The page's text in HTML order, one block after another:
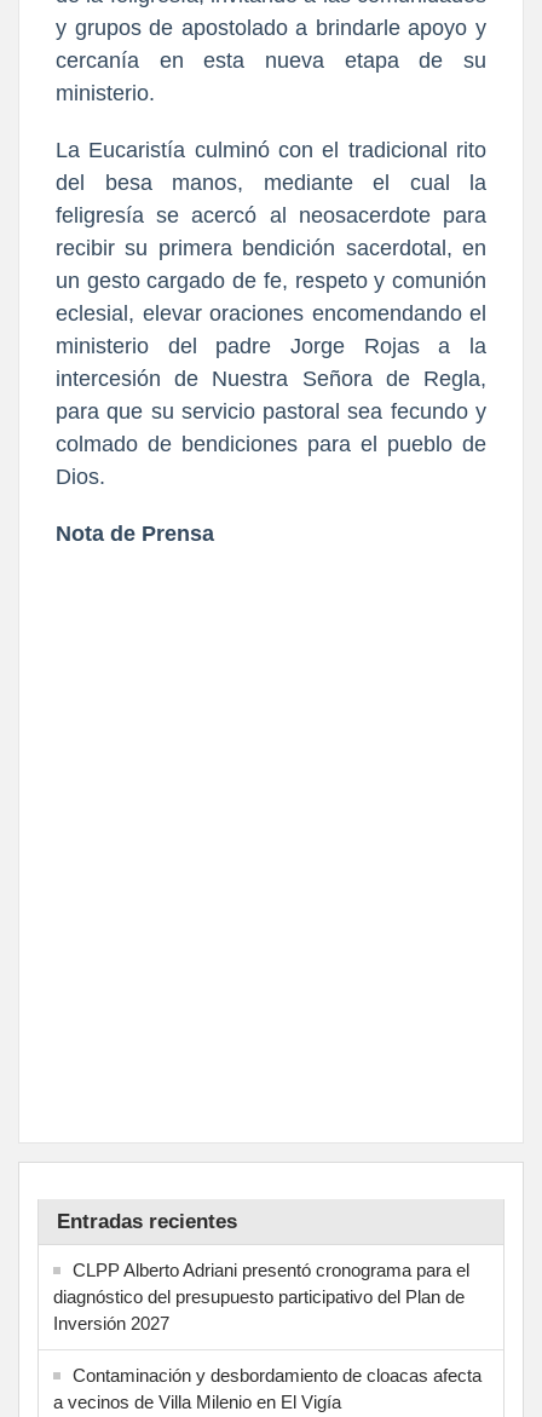
y grupos de apostolado a brindarle apoyo y
cercanía en esta nueva etapa de su
ministerio.
La Eucaristía culminó con el tradicional rito
del besa manos, mediante el cual la
feligresía se acercó al neosacerdote para
recibir su primera bendición sacerdotal, en
un gesto cargado de fe, respeto y comunión
eclesial, elevar oraciones encomendando el
ministerio del padre Jorge Rojas a la
intercesión de Nuestra Señora de Regla,
para que su servicio pastoral sea fecundo y
colmado de bendiciones para el pueblo de
Dios.
Nota de Prensa
Entradas recientes
CLPP Alberto Adriani presentó cronograma para el
diagnóstico del presupuesto participativo del Plan de
Inversión 2027
Contaminación y desbordamiento de cloacas afecta
a vecinos de Villa Milenio en El Vigía